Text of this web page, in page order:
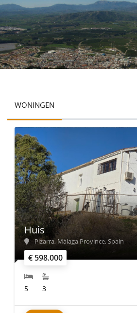
WONINGEN
€ 598.000
Huis
Pizarra, Málaga Province, Spain
5 3